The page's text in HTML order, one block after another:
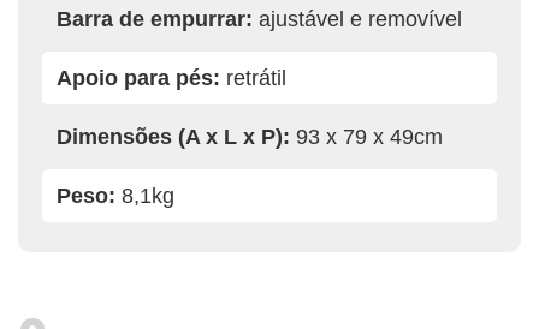
Barra de empurrar: ajustável e removível
Apoio para pés: retrátil
Dimensões (A x L x P): 93 x 79 x 49cm
Peso: 8,1kg